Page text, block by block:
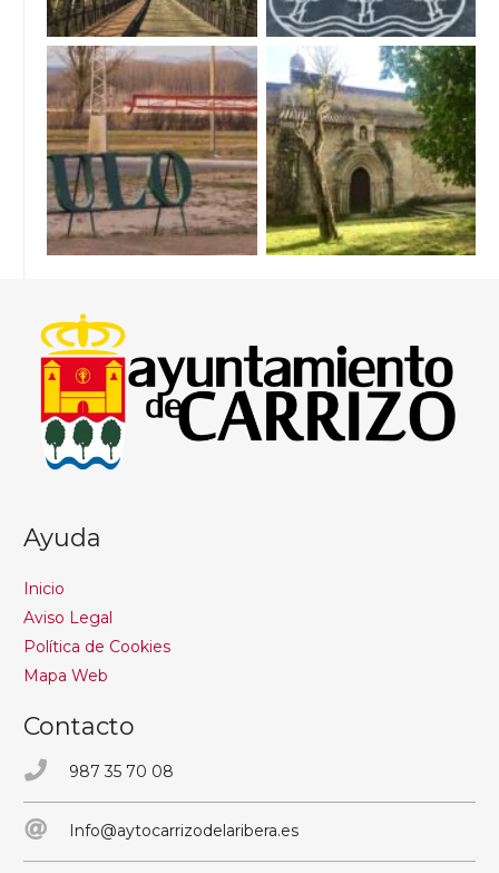
Ayuda
Inicio
Aviso Legal
Política de Cookies
Mapa Web
Contacto
987 35 70 08
Info@aytocarrizodelaribera.es